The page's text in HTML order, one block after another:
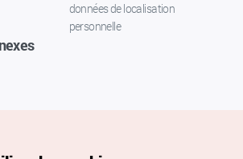
données de localisation
personnelle